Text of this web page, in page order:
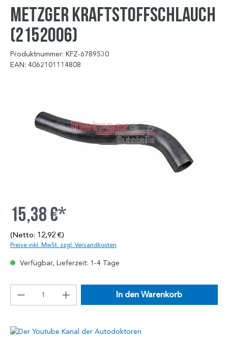
METZGER Kraftstoffschlauch
(2152006)
Produktnummer: KFZ-6789530
EAN: 4062101114808
15,38 €*
(Netto: 12,92 €)
Preise inkl. MwSt. zzgl. Versandkosten
Verfügbar, Lieferzeit: 1-4 Tage
In den Warenkorb